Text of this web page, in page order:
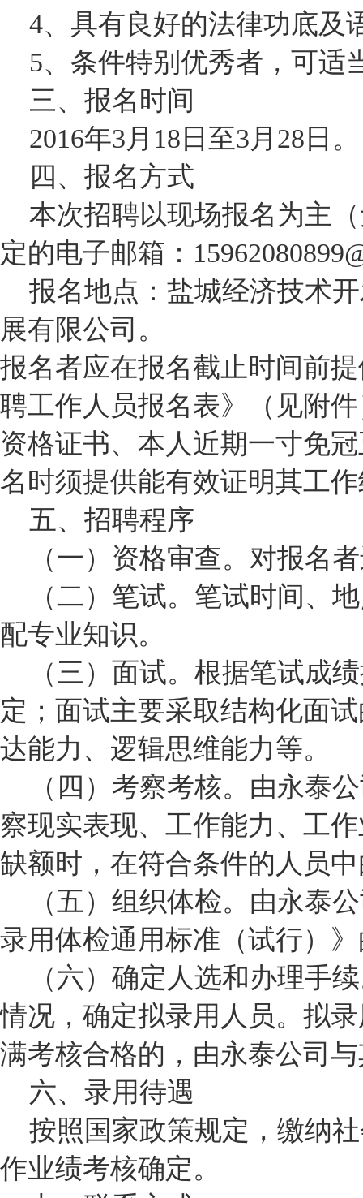
4、具有良好的法律功底及
5、条件特别优秀者，可适
三、报名时间
2016年3月18日至3月28日。
四、报名方式
本次招聘以现场报名为主
定的电子邮箱：
报名地点：盐城经济技术开
展有限公司。
报名者应在报名截止时间前
聘工作人员报名表》（见附
资格证书、本人近期一寸免
名时须提供能有效证明其工
五、招聘程序
（一）资格审查。对报名
（二）笔试。笔试时间、
配专业知识。
（三）面试。根据笔试成绩
定；面试主要采取结构化面
达能力、逻辑思维能力等。
（四）考察考核。由永泰
察现实表现、工作能力、工
缺额时，在符合条件的人员
（五）组织体检。由永泰
录用体检通用标准（试行）
（六）确定人选和办理手
情况，确定拟录用人员。拟
满考核合格的，由永泰公司
六、录用待遇
按照国家政策规定，缴纳
作业绩考核确定。